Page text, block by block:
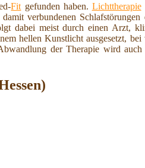
Fit gefunden haben. Lichttherapie
verbundenen Schlafstörungen
dabei meist durch einen Arzt,
hellen Kunstlicht ausgesetzt,
der Therapie wird